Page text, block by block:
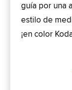
guía por una
estilo de
¡en color